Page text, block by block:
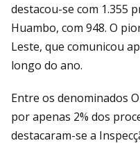
destacou-se com 1.355
Huambo, com 948. O
Leste, que comunicou
longo do ano.
Entre os denominados
por apenas 2% dos
destacaram-se a